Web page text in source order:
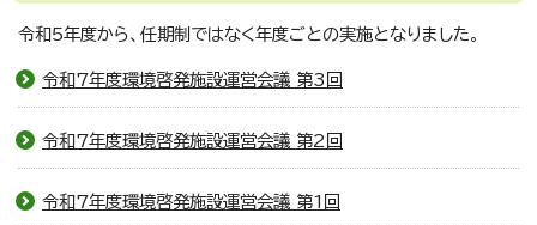
令和5年度から、任期制ではなく年度ごとの実施となりました。
令和7年度環境啓発施設運営会議 第3回
令和7年度環境啓発施設運営会議 第2回
令和7年度環境啓発施設運営会議 第1回